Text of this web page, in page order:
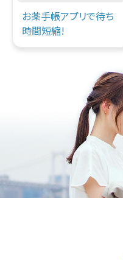
お薬手帳アプリで待ち
時間短縮!